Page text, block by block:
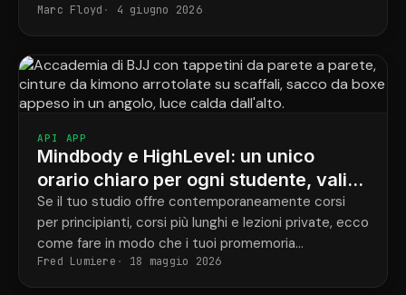
ShopConnect risolvono definitivamente questo
problema.
Marc Floyd 4 giugno 2026
API APP
Mindbody e HighLevel: un unico
orario chiaro per ogni studente, valido
per tutti i programmi.
Se il tuo studio offre contemporaneamente corsi
per principianti, corsi più lunghi e lezioni private, ecco
come fare in modo che i tuoi promemoria
corrispondano finalmente alle prenotazioni effettive
di ogni studente.
Fred Lumiere 18 maggio 2026